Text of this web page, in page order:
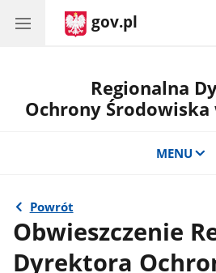
gov.pl
Regionalna
Ochrony
MENU
Powrót
Obwieszczenie
Dyrektora